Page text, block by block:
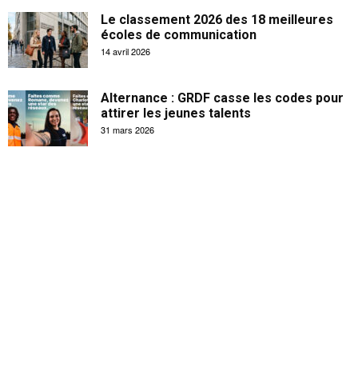
Le classement 2026 des 18 meilleures
écoles de communication
14 avril 2026
Alternance : GRDF casse les codes pour
attirer les jeunes talents
31 mars 2026